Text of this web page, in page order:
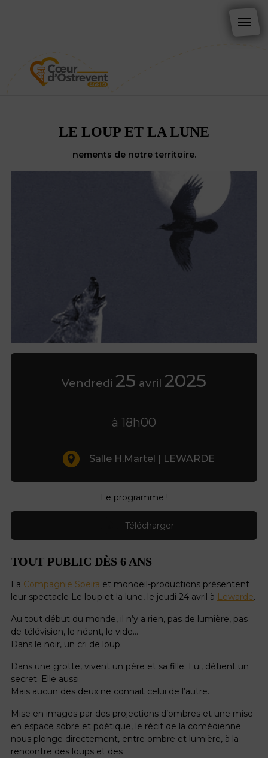
LE LOUP ET LA LUNE
nements de notre territoire.
TOUT PUBLIC DÈS 6 ANS
La Compagnie Speira et monoeil-productions présentent
leur spectacle Le loup et la lune, le jeudi 24 avril à Lewarde.
Au tout début du monde, il n’y a rien, pas de lumière, pas
de télévision, le néant, le vide…
Dans le noir, un cri de loup.
Dans une grotte, vivent un père et sa fille. Lui, détient un
secret. Elle aussi.
Mais aucun des deux ne connait celui de l’autre.
Mise en images par des projections d’ombres et une mise
en espace sobre et poétique, le récit de la comédienne
nous plonge directement, entre ombre et lumière, à la
rencontre des loups et des
Vendredi 25 avril 2025
à 18h00
Salle H.Martel | LEWARDE
Le programme !
Télécharger